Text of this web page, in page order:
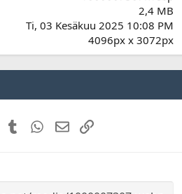
2,4 MB
Ti, 03 Kesäkuu 2025 10:08 PM
4096px x 3072px
PinterestTumblr WhatsApp
Sähköposti
Linkki